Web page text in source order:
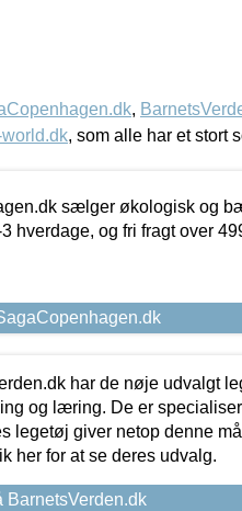
,
, som alle har et stort
sælger økologisk og
hverdage, og fri fragt over
har de nøje udvalgt
og læring. De er
legetøj giver netop denne
her for at se deres udvalg.
BarnetsVerden.dk